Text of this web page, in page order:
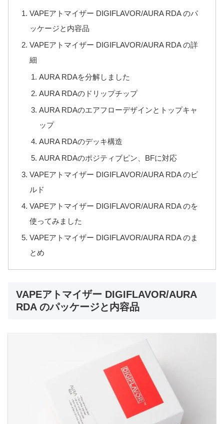
VAPEアトマイザー DIGIFLAVOR/AURA RDA のパ
ッケージと内容品
VAPEアトマイザー DIGIFLAVOR/AURA RDA の詳
細
AURA RDAを分解しました
AURA RDAのドリップチップ
AURA RDAのエアフローデザインとトップキャ
ップ
AURA RDAのデッキ構造
AURA RDAのポジティブピン、BFに対応
VAPEアトマイザー DIGIFLAVOR/AURA RDA のビ
ルド
VAPEアトマイザー DIGIFLAVOR/AURA RDA のを
使ってみました
VAPEアトマイザー DIGIFLAVOR/AURA RDA のま
とめ
VAPEアトマイザー DIGIFLAVOR/AURA
RDA のパッケージと内容品